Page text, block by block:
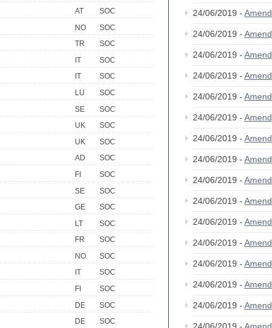
AT
SOC
NO
SOC
TR
SOC
IT
SOC
IT
SOC
LU
SOC
SE
SOC
UK
SOC
UK
SOC
AD
SOC
FI
SOC
SE
SOC
GE
SOC
LT
SOC
FR
SOC
NO
SOC
IT
SOC
FI
SOC
DE
SOC
DE SOC
24/06/2019 -
24/06/2019 -
24/06/2019 -
24/06/2019 -
24/06/2019 -
24/06/2019 -
24/06/2019 -
24/06/2019 -
24/06/2019 -
24/06/2019 -
24/06/2019 -
24/06/2019 -
24/06/2019 -
24/06/2019 -
24/06/2019 -